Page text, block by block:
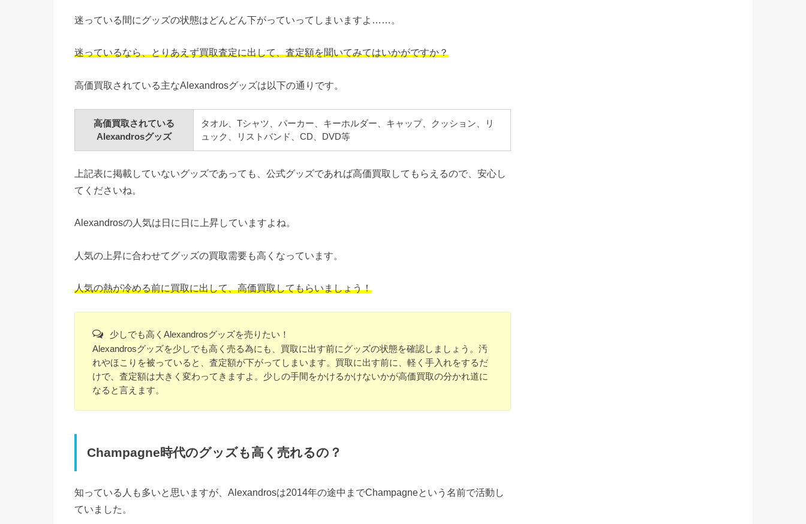
迷っている間にグッズの状態はどんどん下がっていってしまいますよ……。
迷っているなら、とりあえず買取査定に出して、査定額を聞いてみてはいかがですか？
高価買取されている主なAlexandrosグッズは以下の通りです。
高価買取されている
Alexandrosグッズ
タオル、Tシャツ、パーカー、キーホルダー、キャップ、クッション、リ
ュック、リストバンド、CD、DVD等
上記表に掲載していないグッズであっても、公式グッズであれば高価買取してもらえるので、安心し
てくださいね。
Alexandrosの人気は日に日に上昇していますよね。
人気の上昇に合わせてグッズの買取需要も高くなっています。
人気の熱が冷める前に買取に出して、高価買取してもらいましょう！
少しでも高くAlexandrosグッズを売りたい！
Alexandrosグッズを少しでも高く売る為にも、買取に出す前にグッズの状態を確認しましょう。汚
れやほこりを被っていると、査定額が下がってしまいます。買取に出す前に、軽く手入れをするだ
けで、査定額は大きく変わってきますよ。少しの手間をかけるかけないかが高価買取の分かれ道に
なると言えます。
Champagne時代のグッズも高く売れるの？
知っている人も多いと思いますが、Alexandrosは2014年の途中までChampagneという名前で活動し
ていました。